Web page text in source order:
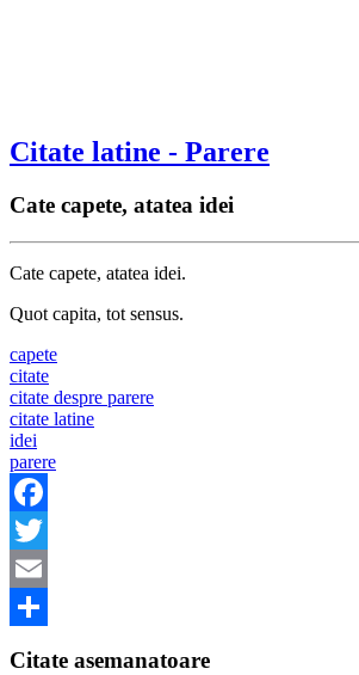
Citate latine - Parere
Cate capete, atatea idei
Cate capete, atatea idei.
Quot capita, tot sensus.
capete
citate
citate despre parere
citate latine
idei
parere
Facebook
Twitter
Email
Citate asemanatoare